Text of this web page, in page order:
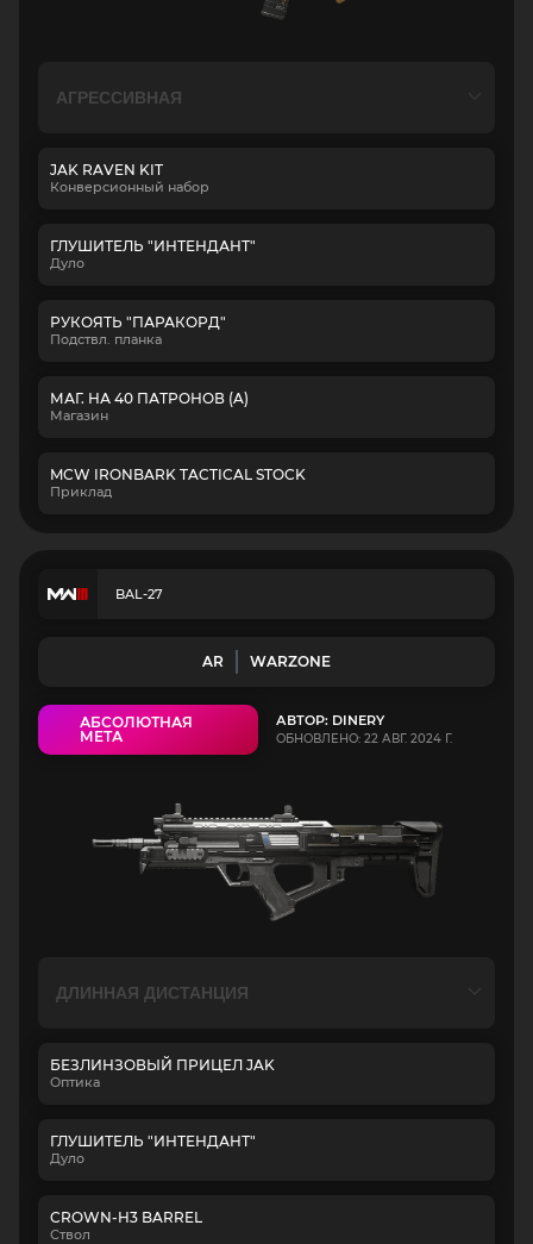
JAK RAVEN KIT
Конверсионный набор
ГЛУШИТЕЛЬ "ИНТЕНДАНТ"
Дуло
РУКОЯТЬ "ПАРАКОРД"
Подствл. планка
МАГ. НА 40 ПАТРОНОВ (A)
Магазин
MCW IRONBARK TACTICAL STOCK
Приклад
BAL-27
AR WARZONE
АБСОЛЮТНАЯ
МЕТА
АВТОР: DINERY
ОБНОВЛЕНО: 22 АВГ. 2024 Г.
БЕЗЛИНЗОВЫЙ ПРИЦЕЛ JAK
Оптика
ГЛУШИТЕЛЬ "ИНТЕНДАНТ"
Дуло
CROWN-H3 BARREL
Ствол